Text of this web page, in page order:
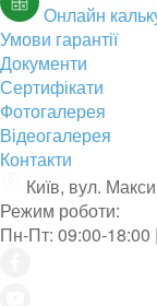
Онлайн
Умови гарантії
Документи
Сертифікати
Фотогалерея
Відеогалерея
Контакти
Київ, вул.
Режим роботи:
Пн-Пт: 09:00-18:00